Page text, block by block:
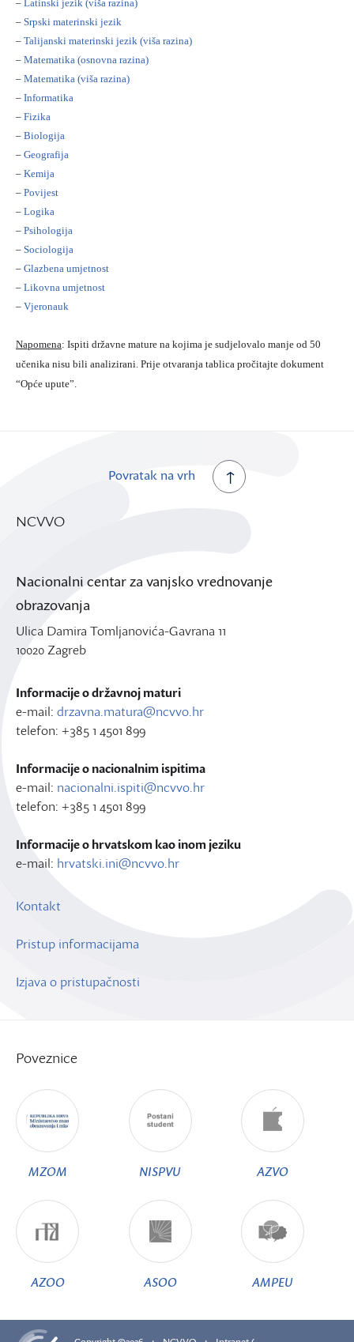
– Latinski jezik (viša razina)
– Srpski materinski jezik
– Talijanski materinski jezik (viša razina)
– Matematika (osnovna razina)
– Matematika (viša razina)
– Informatika
– Fizika
– Biologija
– Geografija
– Kemija
– Povijest
– Logika
– Psihologija
– Sociologija
– Glazbena umjetnost
– Likovna umjetnost
– Vjeronauk
Napomena: Ispiti državne mature na kojima je sudjelovalo manje od 50
učenika nisu bili analizirani. Prije otvaranja tablica pročitajte dokument
“Opće upute”.
Povratak na vrh
NCVVO
Nacionalni centar za vanjsko vrednovanje
obrazovanja
Ulica Damira Tomljanovića-Gavrana 11
10020 Zagreb
Informacije o državnoj maturi
e-mail: drzavna.matura@ncvvo.hr
telefon: +385 1 4501 899
Informacije o nacionalnim ispitima
e-mail: nacionalni.ispiti@ncvvo.hr
telefon: +385 1 4501 899
Informacije o hrvatskom kao inom jeziku
e-mail: hrvatski.ini@ncvvo.hr
Kontakt
Pristup informacijama
Izjava o pristupačnosti
Poveznice
MZOM NISPVU AZVO
AZOO ASOO AMPEU